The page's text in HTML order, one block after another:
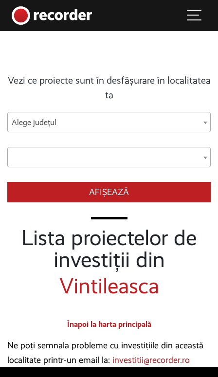
Main Navigation
Vezi ce proiecte sunt în desfășurare în localitatea
ta
Alege județul
AFIȘEAZĂ
Lista proiectelor de
investiții din
Vintileasca
Înapoi la harta principală
Ne poți semnala probleme cu investițiile din această
localitate printr-un email la: investitii@recorder.ro